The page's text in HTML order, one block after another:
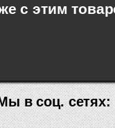
с этим
в соц. сетях: